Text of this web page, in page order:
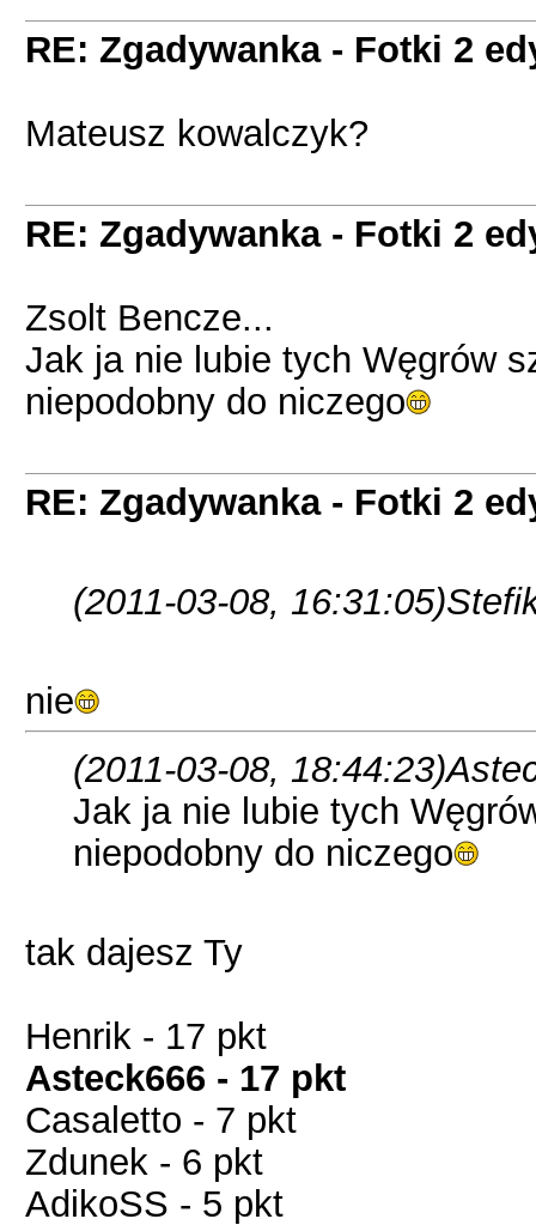
RE: Zgadywanka - Fotki 2
Mateusz kowalczyk?
RE: Zgadywanka - Fotki 2
Zsolt Bencze...
Jak ja nie lubie tych Węgrów
niepodobny do niczego
RE: Zgadywanka - Fotki 2
(2011-03-08, 16:31:05)
nie
(2011-03-08, 18:44:23)
Jak ja nie lubie tych
niepodobny do niczego
tak dajesz Ty
Henrik - 17 pkt
Asteck666 - 17 pkt
Casaletto - 7 pkt
Zdunek - 6 pkt
AdikoSS - 5 pkt